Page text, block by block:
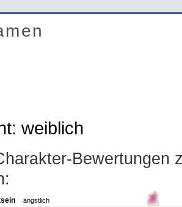
weiblich
Bewertungen
ängstlich